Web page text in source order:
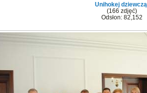
Unihokej
(166 zdjęć)
Odsłon: 82,152